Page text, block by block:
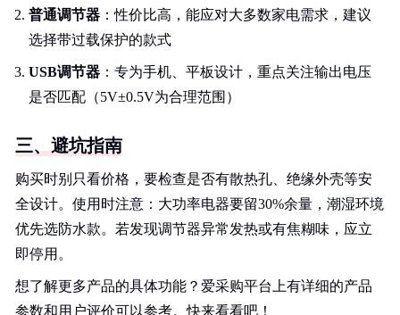
普通调节器 ：性价比高，能应对大多数家电需求，建议
选择带过载保护的款式
USB调节器 ：专为手机、平板设计，重点关注输出电压
是否匹配（5V±0.5V为合理范围）
三、避坑指南
购买时别只看价格，要检查是否有散热孔、绝缘外壳等安
全设计。使用时注意：大功率电器要留30%余量，潮湿环境
优先选防水款。若发现调节器异常发热或有焦糊味，应立
即停用。
想了解更多产品的具体功能？爱采购平台上有详细的产品
参数和用户评价可以参考。快来看看吧！